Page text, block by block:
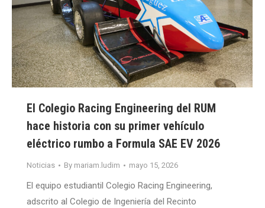
El Colegio Racing Engineering del RUM
hace historia con su primer vehículo
eléctrico rumbo a Formula SAE EV 2026
Noticias By mariam.ludim mayo 15, 2026
El equipo estudiantil Colegio Racing Engineering,
adscrito al Colegio de Ingeniería del Recinto